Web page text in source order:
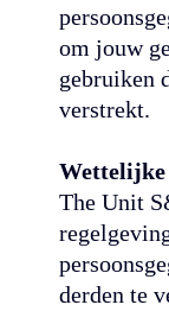
om jouw
gebruiken
verstrekt.
The Unit
derden te